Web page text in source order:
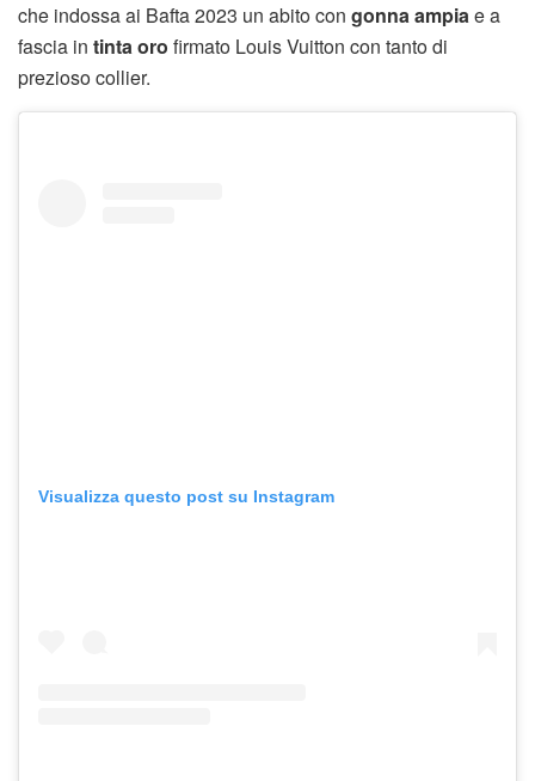
che indossa ai Bafta 2023 un abito con gonna ampiae a
fascia in tinta oro firmato Louis Vuitton con tanto di
prezioso collier.
Visualizza questo post su Instagram